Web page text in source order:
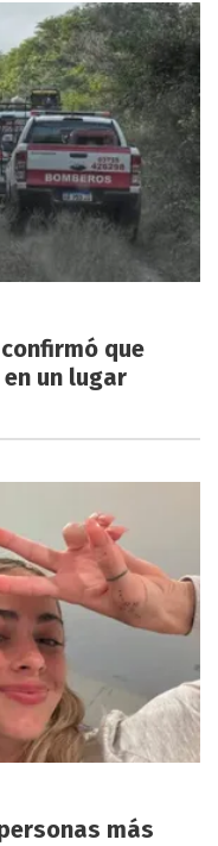
que
un lugar
más